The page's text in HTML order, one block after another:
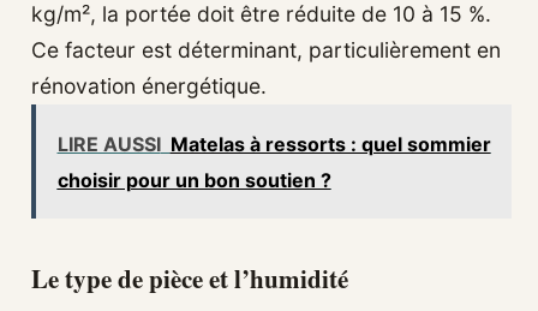
kg/m², la portée doit être réduite de 10 à 15 %.
Ce facteur est déterminant, particulièrement en
rénovation énergétique.
LIRE AUSSI Matelas à ressorts : quel sommier
choisir pour un bon soutien ?
Le type de pièce et l’humidité